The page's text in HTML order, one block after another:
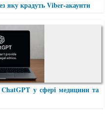
яку крадуть Viber-акаунти
у сфері медицини та